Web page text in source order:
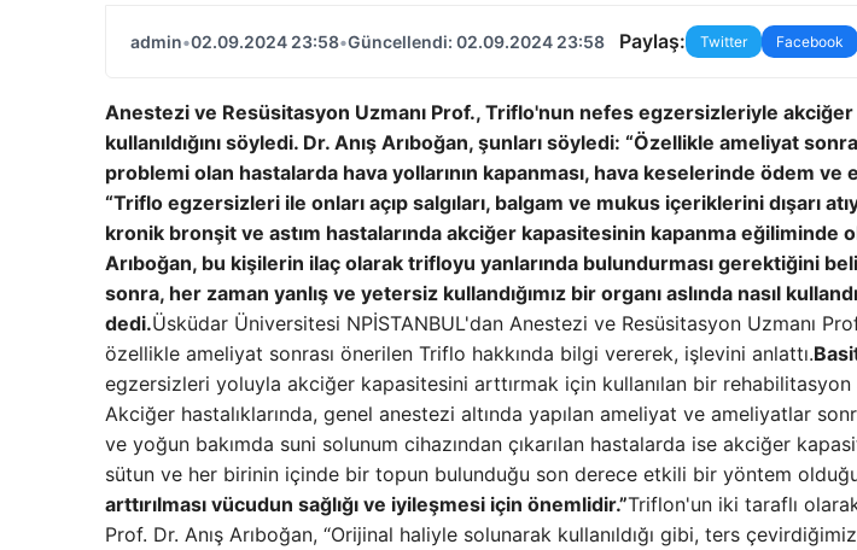
admin•02.09.2024 23:58•Güncellendi: 02.09.2024 23:58 Paylaş: Twitter Facebook
Anestezi ve Resüsitasyon Uzmanı Prof., Triflo'nun nefes egzersizleriyle akciğer
kullanıldığını söyledi. Dr. Anış Arıboğan, şunları söyledi: “Özellikle ameliyat
problemi olan hastalarda hava yollarının kapanması, hava keselerinde ödem
“Triflo egzersizleri ile onları açıp salgıları, balgam ve mukus içeriklerini dışarı
kronik bronşit ve astım hastalarında akciğer kapasitesinin kapanma eğiliminde
Arıboğan, bu kişilerin ilaç olarak trifloyu yanlarında bulundurması gerektiğini
sonra, her zaman yanlış ve yetersiz kullandığımız bir organı aslında nasıl
dedi.Üsküdar Üniversitesi NPİSTANBUL'dan Anestezi ve Resüsitasyon Uzmanı
özellikle ameliyat sonrası önerilen Triflo hakkında bilgi vererek, işlevini anlattı.
egzersizleri yoluyla akciğer kapasitesini arttırmak için kullanılan bir
Akciğer hastalıklarında, genel anestezi altında yapılan ameliyat ve ameliyatlar
ve yoğun bakımda suni solunum cihazından çıkarılan hastalarda ise akciğer
sütun ve her birinin içinde bir topun bulunduğu son derece etkili bir yöntem
arttırılması vücudun sağlığı ve iyileşmesi için önemlidir.”Triflon'un iki taraflı
Prof. Dr. Anış Arıboğan, “Orijinal haliyle solunarak kullanıldığı gibi, ters